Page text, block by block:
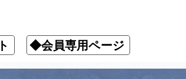
◆会員専用ページ